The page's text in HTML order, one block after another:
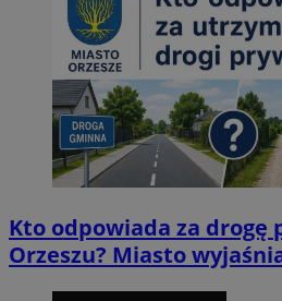
Kto odpowiada za drogę
Orzeszu? Miasto